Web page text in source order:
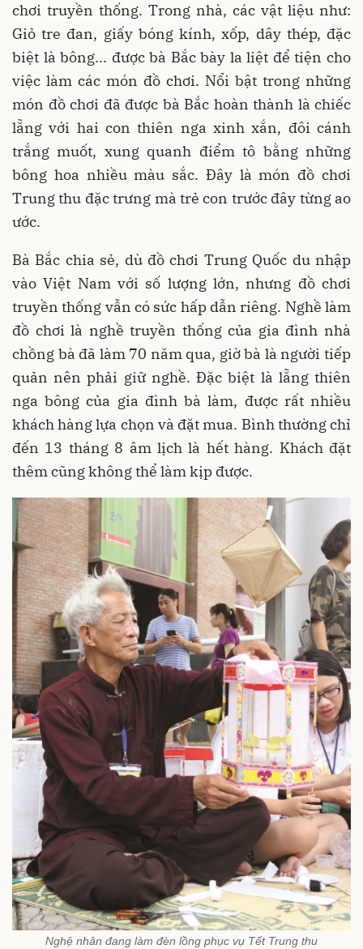
chơi truyền thống. Trong nhà, các vật liệu như:
Giỏ tre đan, giấy bóng kính, xốp, dây thép, đặc
biệt là bông... được bà Bắc bày la liệt để tiện cho
việc làm các món đồ chơi. Nổi bật trong những
món đồ chơi đã được bà Bắc hoàn thành là chiếc
lẵng với hai con thiên nga xinh xắn, đôi cánh
trắng muốt, xung quanh điểm tô bằng những
bông hoa nhiều màu sắc. Đây là món đồ chơi
Trung thu đặc trưng mà trẻ con trước đây từng ao
ước.
Bà Bắc chia sẻ, dù đồ chơi Trung Quốc du nhập
vào Việt Nam với số lượng lớn, nhưng đồ chơi
truyền thống vẫn có sức hấp dẫn riêng. Nghề làm
đồ chơi là nghề truyền thống của gia đình nhà
chồng bà đã làm 70 năm qua, giờ bà là người tiếp
quản nên phải giữ nghề. Đặc biệt là lẵng thiên
nga bông của gia đình bà làm, được rất nhiều
khách hàng lựa chọn và đặt mua. Bình thường chỉ
đến 13 tháng 8 âm lịch là hết hàng. Khách đặt
thêm cũng không thể làm kịp được.
Nghệ nhân đang làm đèn lồng phục vụ Tết Trung thu